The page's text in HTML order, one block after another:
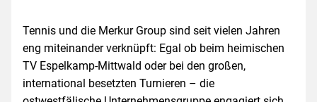
Tennis und die Merkur Group sind seit vielen Jahren
eng miteinander verknüpft: Egal ob beim heimischen
TV Espelkamp-Mittwald oder bei den großen,
international besetzten Turnieren – die